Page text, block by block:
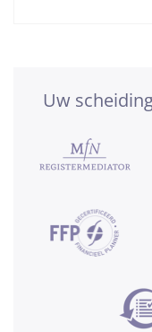
Uw